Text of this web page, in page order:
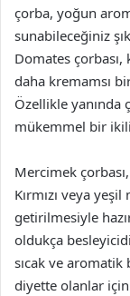
çorba, yoğun
sunabileceğiniz
Domates
daha kremamsı
Özellikle yanında
mükemmel bir
Mercimek
Kırmızı veya
getirilmesiyle
oldukça
sıcak ve
diyette olanlar